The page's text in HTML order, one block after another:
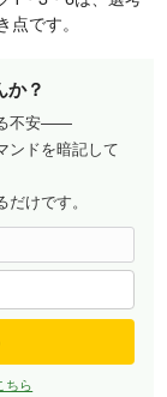
です。
か？
る不安——
ンドを暗記して
けです。
ちら